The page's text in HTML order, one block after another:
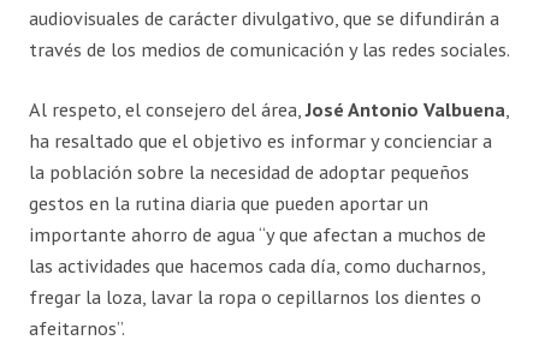
audiovisuales de carácter divulgativo, que se difundirán a
través de los medios de comunicación y las redes sociales.
Al respeto, el consejero del área,José Antonio Valbuena
ha resaltado que el objetivo es informar y concienciar a
la población sobre la necesidad de adoptar pequeños
gestos en la rutina diaria que pueden aportar un
importante ahorro de agua “y que afectan a muchos de
las actividades que hacemos cada día, como ducharnos,
fregar la loza, lavar la ropa o cepillarnos los dientes o
afeitarnos”.